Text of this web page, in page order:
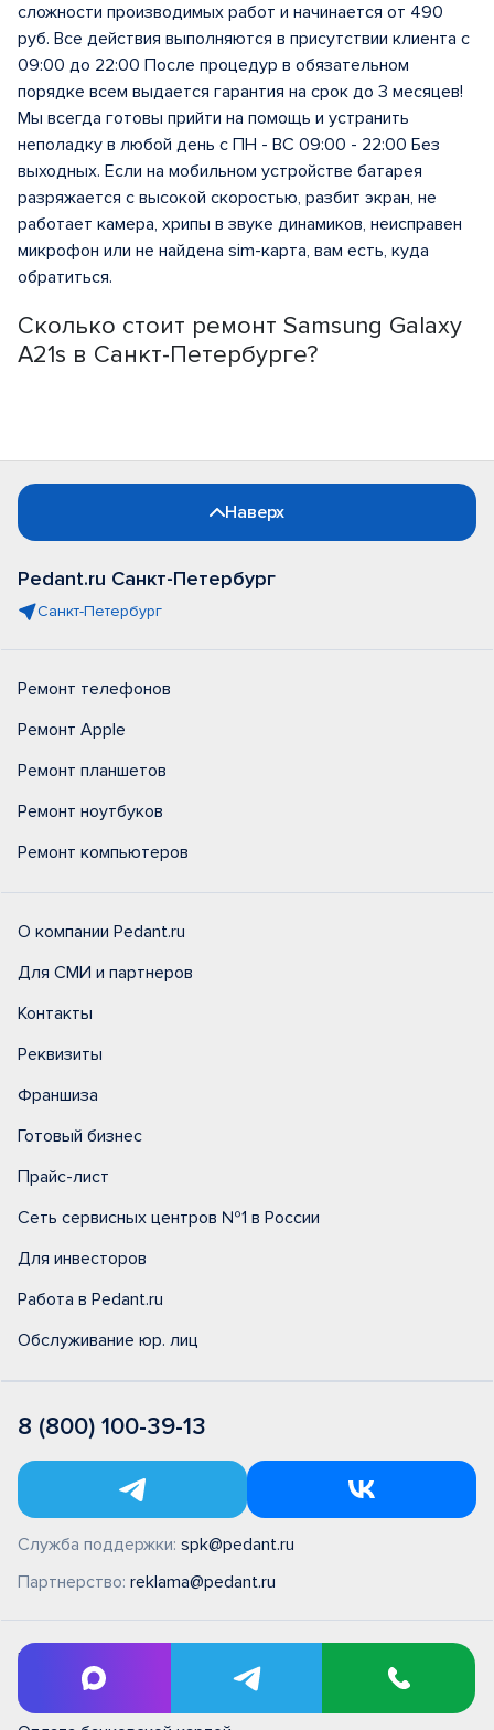
Сколько стоит ремонт Samsung Galaxy
A21s в Санкт-Петербурге?
сложности производимых работ и начинается от 490
руб. Все действия выполняются в присутствии клиента с
09:00 до 22:00 После процедур в обязательном
порядке всем выдается гарантия на срок до 3 месяцев!
Мы всегда готовы прийти на помощь и устранить
неполадку в любой день с ПН - ВС 09:00 - 22:00 Без
выходных. Если на мобильном устройстве батарея
разряжается с высокой скоростью, разбит экран, не
работает камера, хрипы в звуке динамиков, неисправен
микрофон или не найдена sim-карта, вам есть, куда
обратиться.
Наверх
Pedant.ru Санкт-Петербург
Санкт-Петербург
Ремонт телефонов
Ремонт Apple
Ремонт планшетов
Ремонт ноутбуков
Ремонт компьютеров
О компании Pedant.ru
Для СМИ и партнеров
Контакты
Реквизиты
Франшиза
Готовый бизнес
Прайс-лист
Сеть сервисных центров №1 в России
Для инвесторов
Работа в Pedant.ru
Обслуживание юр. лиц
8 (800) 100-39-13
Служба поддержки: spk@pedant.ru
Партнерство: reklama@pedant.ru
ПН - ВС 09:00 - 22:00
Без выходных